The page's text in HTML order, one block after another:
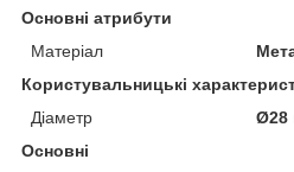
Основні атрибути
Матеріал
Користувальницькі
Діаметр
Ø28
Основні